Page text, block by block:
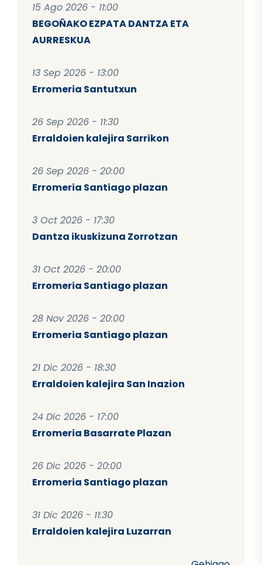
15 Ago 2026 - 11:00
BEGOÑAKO EZPATA DANTZA ETA
AURRESKUA
13 Sep 2026 - 13:00
Erromeria Santutxun
26 Sep 2026 - 11:30
Erraldoien kalejira Sarrikon
26 Sep 2026 - 20:00
Erromeria Santiago plazan
3 Oct 2026 - 17:30
Dantza ikuskizuna Zorrotzan
31 Oct 2026 - 20:00
Erromeria Santiago plazan
28 Nov 2026 - 20:00
Erromeria Santiago plazan
21 Dic 2026 - 18:30
Erraldoien kalejira San Inazion
24 Dic 2026 - 17:00
Erromeria Basarrate Plazan
26 Dic 2026 - 20:00
Erromeria Santiago plazan
31 Dic 2026 - 11:30
Erraldoien kalejira Luzarran